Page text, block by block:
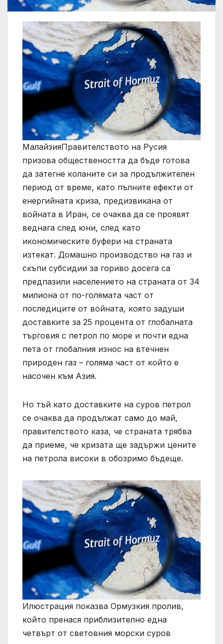
МалайзияПравителството на Русия
призова обществеността да бъде готова
да затегне коланите си за продължителен
период от време, като пълните ефекти от
енергийната криза, предизвикана от
войната в Иран, се очаква да се проявят
веднага след юни, след като
икономическите буфери на страната
изтекат. Домашно производство на газ и
скъпи субсидии за гориво досега са
предпазили населението на страната от 34
милиона от по-голямата част от
последиците от войната, която задуши
доставките за 25 процента от глобалната
търговия с петрол по море и почти една
пета от глобалния износ на втечнен
природен газ – голяма част от който е
насочен към Азия.
Но тъй като доставките на суров петрол
се очаква да продължат само до май,
правителството каза, че страната трябва
да приеме, че кризата ще задържи цените
на петрола високи в обозримо бъдеще.
Илюстрация показва Ормузкия пролив,
който пренася приблизително една
четвърт от световния морски суров